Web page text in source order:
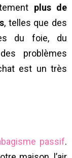
plus de
, telles que des
du foie, du
problèmes
est un très
passif.